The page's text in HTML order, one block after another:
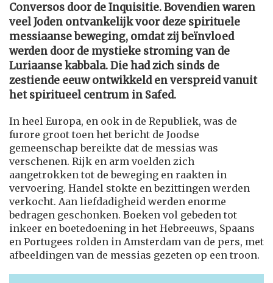
Conversos door de Inquisitie. Bovendien waren
veel Joden ontvankelijk voor deze spirituele
messiaanse beweging, omdat zij beïnvloed
werden door de mystieke stroming van de
Luriaanse kabbala. Die had zich sinds de
zestiende eeuw ontwikkeld en verspreid vanuit
het spiritueel centrum in Safed.
In heel Europa, en ook in de Republiek, was de
furore groot toen het bericht de Joodse
gemeenschap bereikte dat de messias was
verschenen. Rijk en arm voelden zich
aangetrokken tot de beweging en raakten in
vervoering. Handel stokte en bezittingen werden
verkocht. Aan liefdadigheid werden enorme
bedragen geschonken. Boeken vol gebeden tot
inkeer en boetedoening in het Hebreeuws, Spaans
en Portugees rolden in Amsterdam van de pers, met
afbeeldingen van de messias gezeten op een troon.